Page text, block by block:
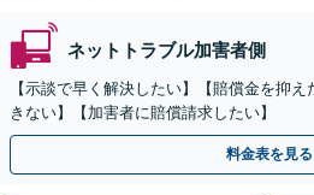
ネットトラブル加害者側
【示談で早く解決したい】【賠償金を抑
きない】【加害者に賠償請求したい】
料金表を見る